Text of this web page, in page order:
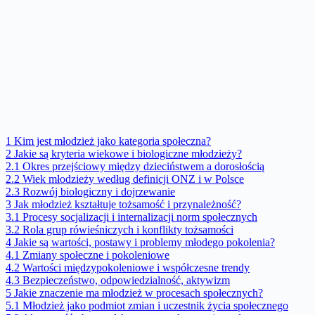
1 Kim jest młodzież jako kategoria społeczna?
2 Jakie są kryteria wiekowe i biologiczne młodzieży?
2.1 Okres przejściowy między dzieciństwem a dorosłością
2.2 Wiek młodzieży według definicji ONZ i w Polsce
2.3 Rozwój biologiczny i dojrzewanie
3 Jak młodzież kształtuje tożsamość i przynależność?
3.1 Procesy socjalizacji i internalizacji norm społecznych
3.2 Rola grup rówieśniczych i konflikty tożsamości
4 Jakie są wartości, postawy i problemy młodego pokolenia?
4.1 Zmiany społeczne i pokoleniowe
4.2 Wartości międzypokoleniowe i współczesne trendy
4.3 Bezpieczeństwo, odpowiedzialność, aktywizm
5 Jakie znaczenie ma młodzież w procesach społecznych?
5.1 Młodzież jako podmiot zmian i uczestnik życia społecznego